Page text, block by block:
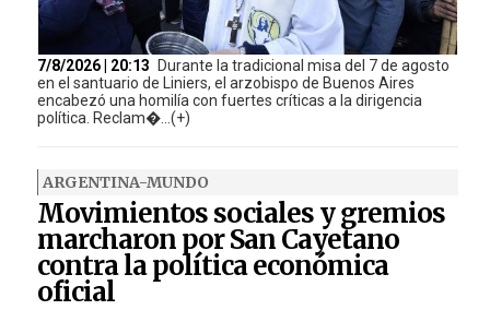
7/8/2026 | 20:13
Durante la tradicional misa del 7 de agosto
en el santuario de Liniers, el arzobispo de Buenos Aires
encabezó una homilía con fuertes críticas a la dirigencia
política. Reclam�...(+)
ARGENTINA-MUNDO
Movimientos sociales y gremios
marcharon por San Cayetano
contra la política económica
oficial